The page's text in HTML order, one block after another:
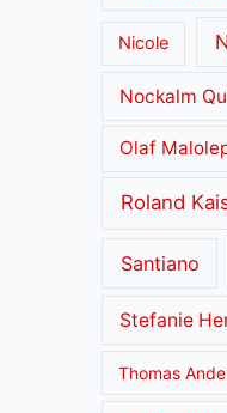
Nicole
Nockalm
Olaf
Roland
Santiano
Stefanie
Thomas